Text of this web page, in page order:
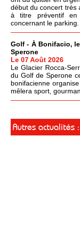
début du concert très
à titre préventif en
concernant le parking.
Golf - À Bonifacio,
Sperone
Le 07 Août 2026
Le Glacier Rocca-
du Golf de Sperone
bonifacienne
mêlera sport,
Autres actualités :